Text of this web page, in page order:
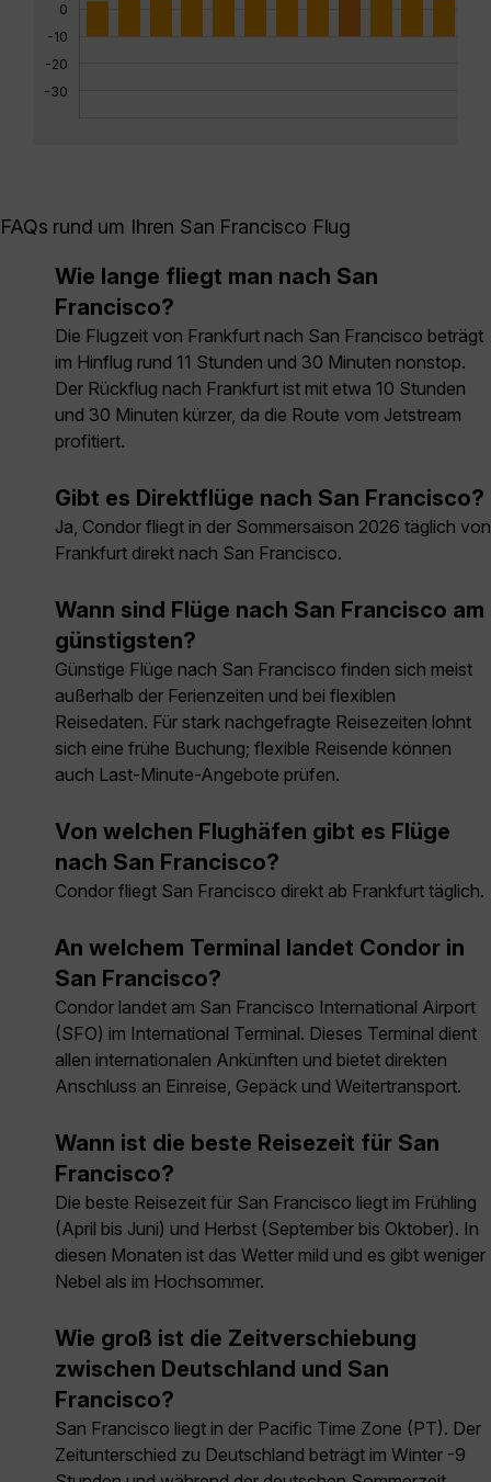
0
-10
-20
-30
FAQs rund um Ihren San Francisco Flug
Wie lange fliegt man nach San
Francisco?
Die Flugzeit von Frankfurt nach San Francisco beträgt
im Hinflug rund 11 Stunden und 30 Minuten nonstop.
Der Rückflug nach Frankfurt ist mit etwa 10 Stunden
und 30 Minuten kürzer, da die Route vom Jetstream
profitiert.
Gibt es Direktflüge nach San Francisco?
Ja, Condor fliegt in der Sommersaison 2026 täglich von
Frankfurt direkt nach San Francisco.
Wann sind Flüge nach San Francisco am
günstigsten?
Günstige Flüge nach San Francisco finden sich meist
außerhalb der Ferienzeiten und bei flexiblen
Reisedaten. Für stark nachgefragte Reisezeiten lohnt
sich eine frühe Buchung; flexible Reisende können
auch Last-Minute-Angebote prüfen.
Von welchen Flughäfen gibt es Flüge
nach San Francisco?
Condor fliegt San Francisco direkt ab Frankfurt täglich.
An welchem Terminal landet Condor in
San Francisco?
Condor landet am San Francisco International Airport
(SFO) im International Terminal. Dieses Terminal dient
allen internationalen Ankünften und bietet direkten
Anschluss an Einreise, Gepäck und Weitertransport.
Wann ist die beste Reisezeit für San
Francisco?
Die beste Reisezeit für San Francisco liegt im Frühling
(April bis Juni) und Herbst (September bis Oktober). In
diesen Monaten ist das Wetter mild und es gibt weniger
Nebel als im Hochsommer.
Wie groß ist die Zeitverschiebung
zwischen Deutschland und San
Francisco?
San Francisco liegt in der Pacific Time Zone (PT). Der
Zeitunterschied zu Deutschland beträgt im Winter -9